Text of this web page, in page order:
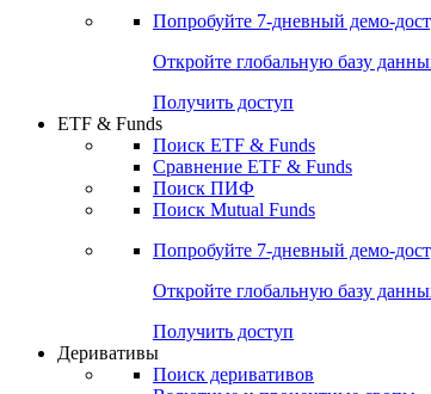
Получить доступ
Кредиты
Поиск кредитов
Попробуйте7-дневный
Откройте глобальную базу данных
Получить доступ
ETF & Funds
Поиск ETF & Funds
Сравнение ETF & Funds
Поиск ПИФ
Поиск Mutual Funds
Попробуйте7-дневный
Откройте глобальную базу данных